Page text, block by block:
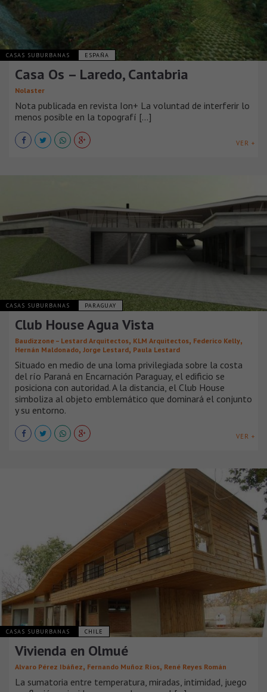
CASAS SUBURBANAS ESPAÑA
Casa Os – Laredo, Cantabria
Nolaster
Nota publicada en revista Ion+ La voluntad de interferir lo
menos posible en la topografí [...]
VER +
CASAS SUBURBANAS PARAGUAY
Club House Agua Vista
Baudizzone – Lestard Arquitectos, KLM Arquitectos, Federico Kelly,
Hernán Maldonado, Jorge Lestard, Paula Lestard
Situado en medio de una loma privilegiada sobre la costa
del río Paraná en Encarnación Paraguay, el edificio se
posiciona con autoridad. A la distancia, el Club House
simboliza al objeto emblemático que dominará el conjunto
y su entorno.
VER +
CASAS SUBURBANAS CHILE
Vivienda en Olmué
Alvaro Pérez Ibáñez, Fernando Muñoz Ríos, René Reyes Román
La sumatoria entre temperatura, miradas, intimidad, juego